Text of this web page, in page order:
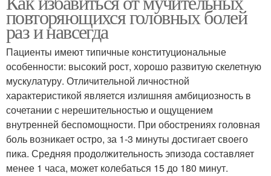
повторяющихся головных болей
раз и навсегда
Пациенты имеют типичные конституциональные
особенности: высокий рост, хорошо развитую скелетную
мускулатуру. Отличительной личностной
характеристикой является излишняя амбициозность в
сочетании с нерешительностью и ощущением
внутренней беспомощности. При обострениях головная
боль возникает остро, за 1-3 минуты достигает своего
пика. Средняя продолжительность эпизода составляет
менее 1 часа, может колебаться 15 до 180 минут.